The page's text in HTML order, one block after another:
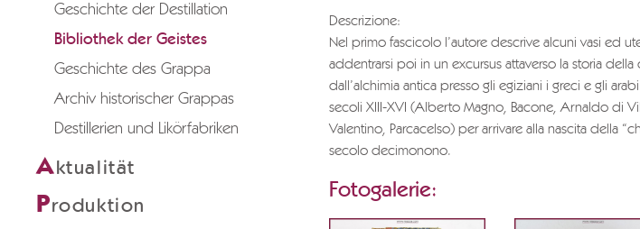
Geschichte der Destillation
Bibliothek der Geistes
Geschichte des Grappa
Archiv historischer Grappas
Destillerien und Likörfabriken
A ktualität
Produktion
Descrizione:
Nel primo fascicolo l’autore descrive alcuni vasi ed
addentrarsi poi in un excursus attaverso la storia
dall’alchimia antica presso gli egiziani i greci e gli
secoli XIII-XVI (Alberto Magno, Bacone, Arnaldo di
Valentino, Parcacelso) per arrivare alla nascita della
secolo decimonono.
Fotogalerie: